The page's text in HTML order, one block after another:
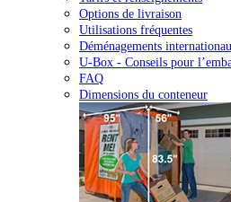
Options de livraison
Utilisations fréquentes
Déménagements
U-Box - Conseils pour
FAQ
Dimensions du conteneur